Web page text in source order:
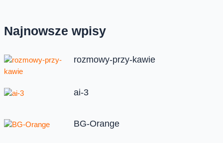
Najnowsze wpisy
rozmowy-przy-kawie
ai-3
BG-Orange